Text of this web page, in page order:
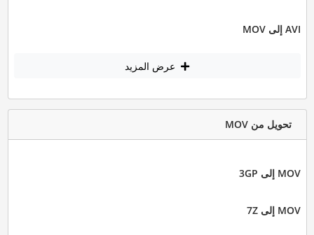
AVI إلى MOV
عرض المزيد
تحويل من MOV
MOV إلى 3GP
MOV إلى 7Z